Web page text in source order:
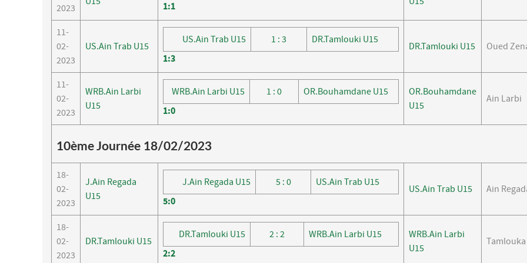
2023 1:1
11-
02-
2023
US.Ain Trab U15
US.Ain Trab U15 1 : 3
DR.Tamlouki U15
1:3
DR.Tamlouki U15 Oued
11-
02-
2023
WRB.Ain Larbi
U15
WRB.Ain Larbi U15 1 : 0
OR.Bouhamdane U15
1:0
OR.Bouhamdane
U15
Ain Larbi
10ème Journée 18/02/2023
18-
02-
2023
J.Ain Regada
U15
J.Ain Regada U15 5 : 0
US.Ain Trab U15
5:0
US.Ain Trab U15 Ain
18-
02-
2023
DR.Tamlouki U15
DR.Tamlouki U15 2 : 2
WRB.Ain Larbi U15
2:2
WRB.Ain Larbi
U15
Tamlouka